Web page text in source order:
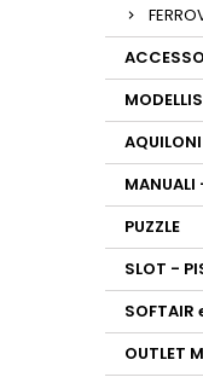
MANUALI
PUZZLE
SLOT -
SOFTAIR
OUTLET